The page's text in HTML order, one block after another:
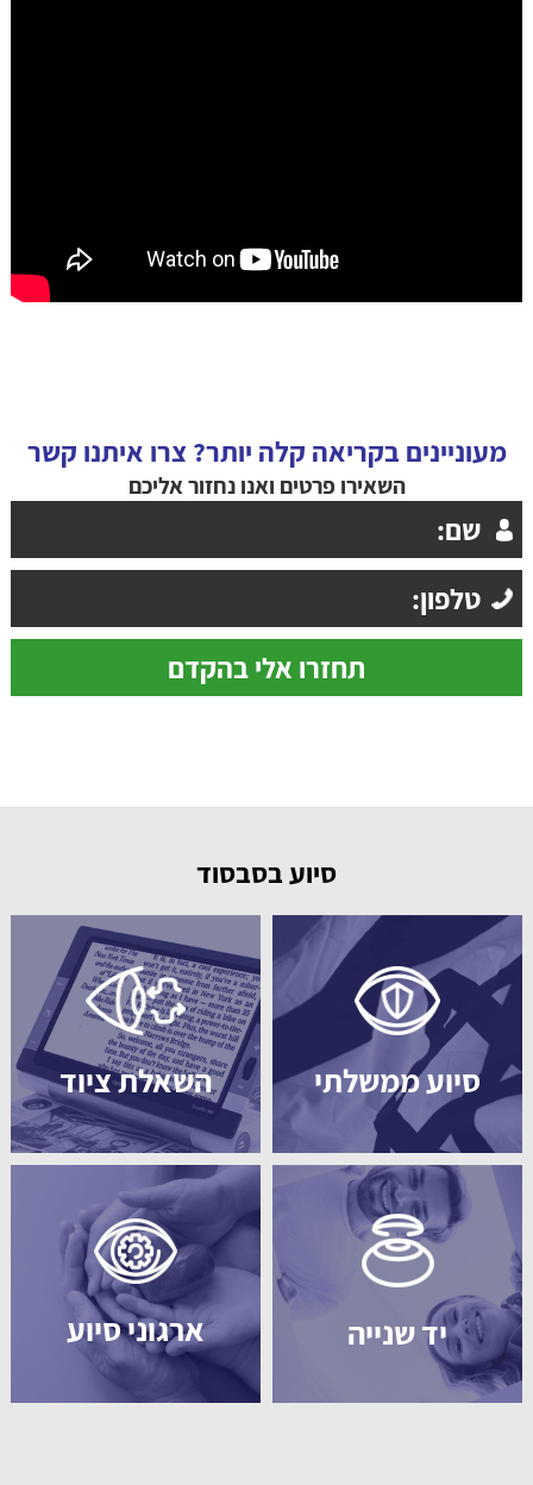
מעוניינים בקריאה קלה יותר? צרו איתנו קשר
השאירו פרטים ואנו נחזור אליכם
סיוע בסבסוד
סיוע ממשלתי השאלת ציוד
יד שנייה ארגוני סיוע